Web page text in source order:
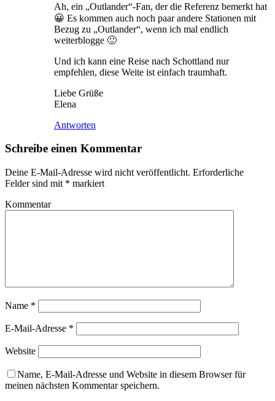
Ah, ein „Outlander“-Fan, der die Referenz bemerkt hat
😀 Es kommen auch noch paar andere Stationen mit
Bezug zu „Outlander“, wenn ich mal endlich
weiterblogge 🙂
Und ich kann eine Reise nach Schottland nur
empfehlen, diese Weite ist einfach traumhaft.
Liebe Grüße
Elena
Antworten
Schreibe einen Kommentar
Deine E-Mail-Adresse wird nicht veröffentlicht. Erforderliche
Felder sind mit * markiert
Kommentar
Name *
E-Mail-Adresse *
Website
Name, E-Mail-Adresse und Website in diesem Browser für
meinen nächsten Kommentar speichern.